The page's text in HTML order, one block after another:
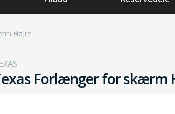
Højre
Forlænger for skærm